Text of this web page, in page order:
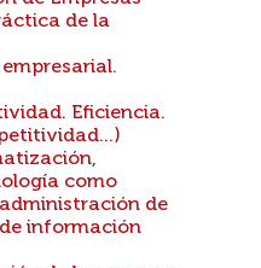
de la
Eficiencia.
como
de
información